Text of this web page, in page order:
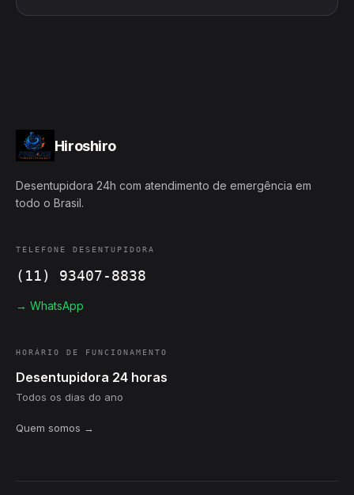
Hiroshiro
Desentupidora 24h com atendimento de emergência em
todo o Brasil.
TELEFONE DESENTUPIDORA
(11) 93407-8838
→ WhatsApp
HORÁRIO DE FUNCIONAMENTO
Desentupidora 24 horas
Todos os dias do ano
Quem somos →